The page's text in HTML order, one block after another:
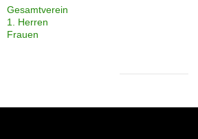
Gesamtverein
1. Herren
Frauen